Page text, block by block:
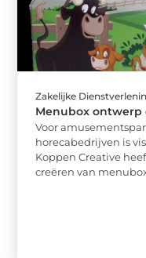
Zakelijke
Menubox ontwerp
Voor
horecabedrijven is
Koppen Creative
creëren van